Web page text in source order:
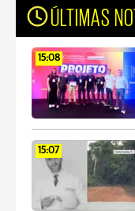
ÚLTIMAS
15:08
15:07